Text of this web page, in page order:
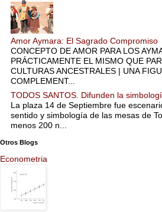
Amor Aymara: El Sagrado Compromiso
CONCEPTO DE AMOR PARA LOS
PRÁCTICAMENTE EL MISMO QUE
CULTURAS ANCESTRALES | UNA
COMPLEMENT...
TODOS SANTOS. Difunden la
La plaza 14 de Septiembre fue
sentido y simbología de las mesas de
menos 200 n...
Otros Blogs
Econometria